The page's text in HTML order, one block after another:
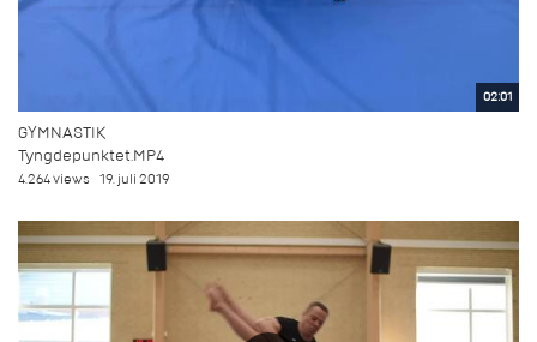
02:01
GYMNASTIK
Tyngdepunktet.MP4
4.264 views 19. juli 2019